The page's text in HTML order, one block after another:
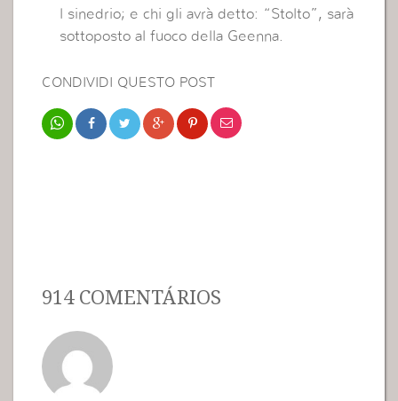
l sinedrio; e chi gli avrà detto: “Stolto”, sarà
sottoposto al fuoco della Geenna.
CONDIVIDI QUESTO POST
914 COMENTÁRIOS